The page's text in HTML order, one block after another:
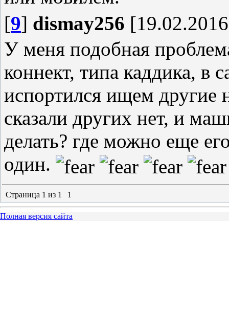
[9] dismay256
У меня подобная
коннект, типа каддика, в
испортился ищем
сказали других нет, и
делать? где можно еще
один.
Страница 1 из 1 1
Полная версия сайта